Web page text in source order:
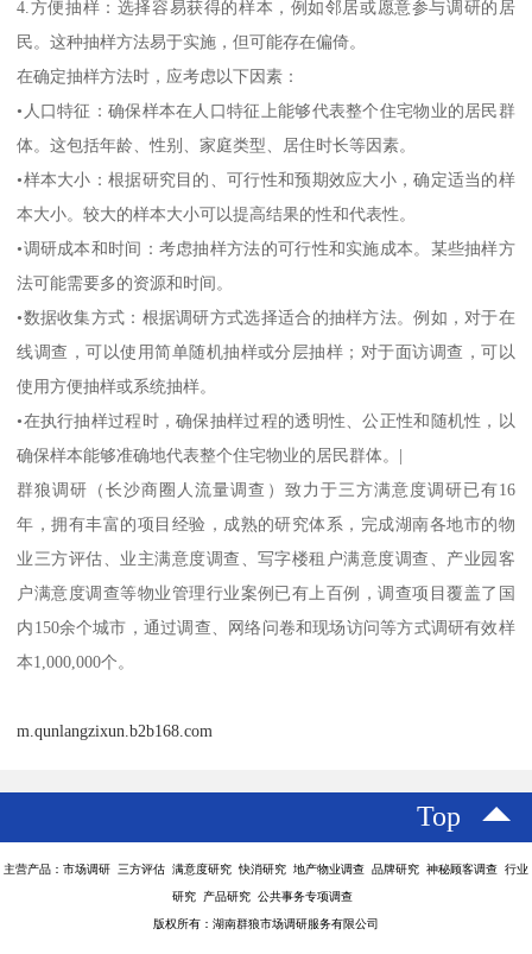
4.方便抽样：选择容易获得的样本，例如邻居或愿意参与调研的居
民。这种抽样方法易于实施，但可能存在偏倚。
在确定抽样方法时，应考虑以下因素：
•人口特征：确保样本在人口特征上能够代表整个住宅物业的居民群
体。这包括年龄、性别、家庭类型、居住时长等因素。
•样本大小：根据研究目的、可行性和预期效应大小，确定适当的样
本大小。较大的样本大小可以提高结果的性和代表性。
•调研成本和时间：考虑抽样方法的可行性和实施成本。某些抽样方
法可能需要多的资源和时间。
•数据收集方式：根据调研方式选择适合的抽样方法。例如，对于在
线调查，可以使用简单随机抽样或分层抽样；对于面访调查，可以
使用方便抽样或系统抽样。
•在执行抽样过程时，确保抽样过程的透明性、公正性和随机性，以
确保样本能够准确地代表整个住宅物业的居民群体。|
群狼调研（长沙商圈人流量调查）致力于三方满意度调研已有16
年，拥有丰富的项目经验，成熟的研究体系，完成湖南各地市的物
业三方评估、业主满意度调查、写字楼租户满意度调查、产业园客
户满意度调查等物业管理行业案例已有上百例，调查项目覆盖了国
内150余个城市，通过调查、网络问卷和现场访问等方式调研有效样
本1,000,000个。
m.qunlangzixun.b2b168.com
Top
主营产品：市场调研 三方评估 满意度研究 快消研究 地产物业调查 品牌研究 神秘顾客调查 行业
研究 产品研究 公共事务专项调查
版权所有：湖南群狼市场调研服务有限公司